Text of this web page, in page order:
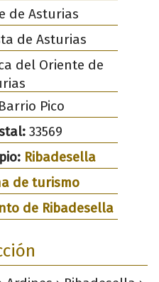
de Asturias
de Asturias
del Oriente de
Barrio Pico
33569
Ribadesella
de turismo
de Ribadesella